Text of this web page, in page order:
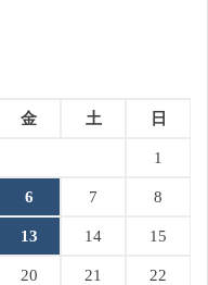
金 土 日
1
6 7 8
13 14 15
20 21 22